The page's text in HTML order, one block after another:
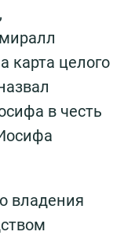
карта целого
в честь
владения